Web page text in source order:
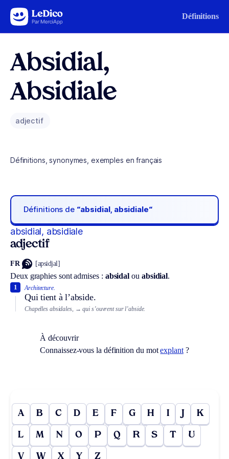
Aller au contenu Définitions
Absidial,
Absidiale
adjectif
Définitions, synonymes, exemples en français
Définitions de “absidial, absidiale“
absidial, absidiale
adjectif
FR [apsidjal]
Deux graphies sont admises : absidal ou absidial.
Architecture.
Qui tient à l’abside.
1
Chapelles absidales, → qui s’ouvrent sur l’abside.
À découvrir
Connaissez-vous la définition du motexplant?
A B C D E F G H I J K
L M N O P Q R S T U
V W X Y Z